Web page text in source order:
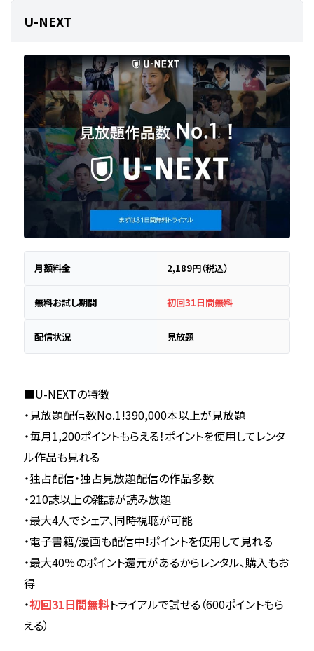
U-NEXT
月額料金 2,189円（税込）
無料お試し期間 初回31日間無料
配信状況 見放題
■U-NEXTの特徴
・見放題配信数No.1!390,000本以上が見放題
・毎月1,200ポイントもらえる！ポイントを使用してレンタ
ル作品も見れる
・独占配信・独占見放題配信の作品多数
・210誌以上の雑誌が読み放題
・最大4人でシェア、同時視聴が可能
・電子書籍/漫画も配信中!ポイントを使用して見れる
・最大40％のポイント還元があるからレンタル、購入もお
得
・初回31日間無料トライアルで試せる（600ポイントもら
える）